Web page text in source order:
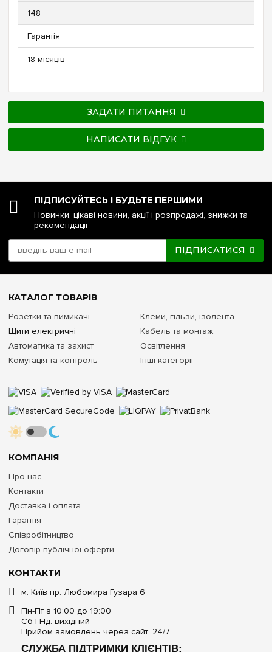
148
Гарантія
18 місяців
ЗАДАТИ ПИТАННЯ
НАПИСАТИ ВІДГУК
ПІДПИСУЙТЕСЬ І БУДЬТЕ ПЕРШИМИ
Новинки, цікаві новини, акції і розпродажі, знижки та
рекомендації
ПІДПИСАТИСЯ
КОНТАКТИ
м. Київ пр. Любомира Гузара 6
Пн-Пт з 10:00 до 19:00
Сб | Нд: вихідний
Прийом замовлень через сайт: 24/7
СЛУЖБА ПІДТРИМКИ КЛІЄНТІВ:
КОМПАНІЯ
Про нас
Контакти
Доставка і оплата
Гарантія
Співробітництво
Договір публічної оферти
КАТАЛОГ ТОВАРІВ
Розетки та вимикачі
Щити електричні
Автоматика та захист
Комутація та контроль
Клеми, гільзи, ізолента
Кабель та монтаж
Освітлення
Інші категорії